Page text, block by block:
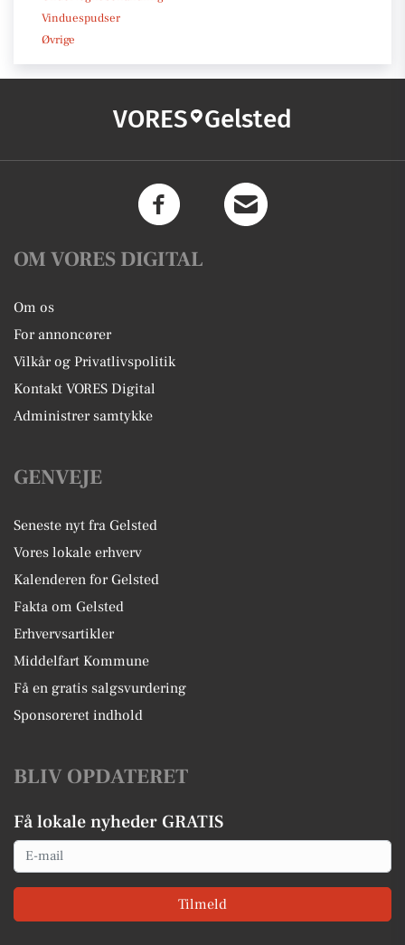
Vinduespudser
Øvrige
VORES Gelsted
OM VORES DIGITAL
Om os
For annoncører
Vilkår og Privatlivspolitik
Kontakt VORES Digital
Administrer samtykke
GENVEJE
Seneste nyt fra Gelsted
Vores lokale erhverv
Kalenderen for Gelsted
Fakta om Gelsted
Erhvervsartikler
Middelfart Kommune
Få en gratis salgsvurdering
Sponsoreret indhold
BLIV OPDATERET
Få lokale nyheder GRATIS
Email
Tilmeld